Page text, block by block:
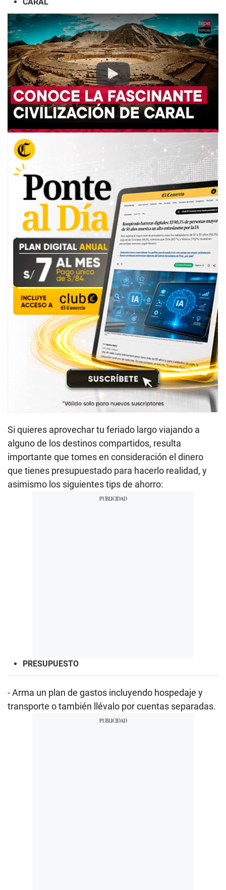
Play
Si quieres aprovechar tu feriado largo viajando a
alguno de los destinos compartidos, resulta
importante que tomes en consideración el dinero
que tienes presupuestado para hacerlo realidad, y
asimismo los siguientes tips de ahorro:
PRESUPUESTO
- Arma un plan de gastos incluyendo hospedaje y
transporte o también llévalo por cuentas separadas.